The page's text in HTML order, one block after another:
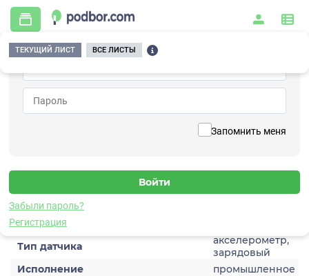
Запомнить меня
Забыли пароль?
Регистрация
ТЕКУЩИЙ ЛИСТ ВСЕ ЛИСТЫ
Главная / Контрольно-измерительные приборы и автоматика / Датчики /
Виброускорения / 1C204HM-50
Датчик виброускорения
Характеристики
Тип датчика
акселерометр,
зарядовый
Исполнение
промышленное